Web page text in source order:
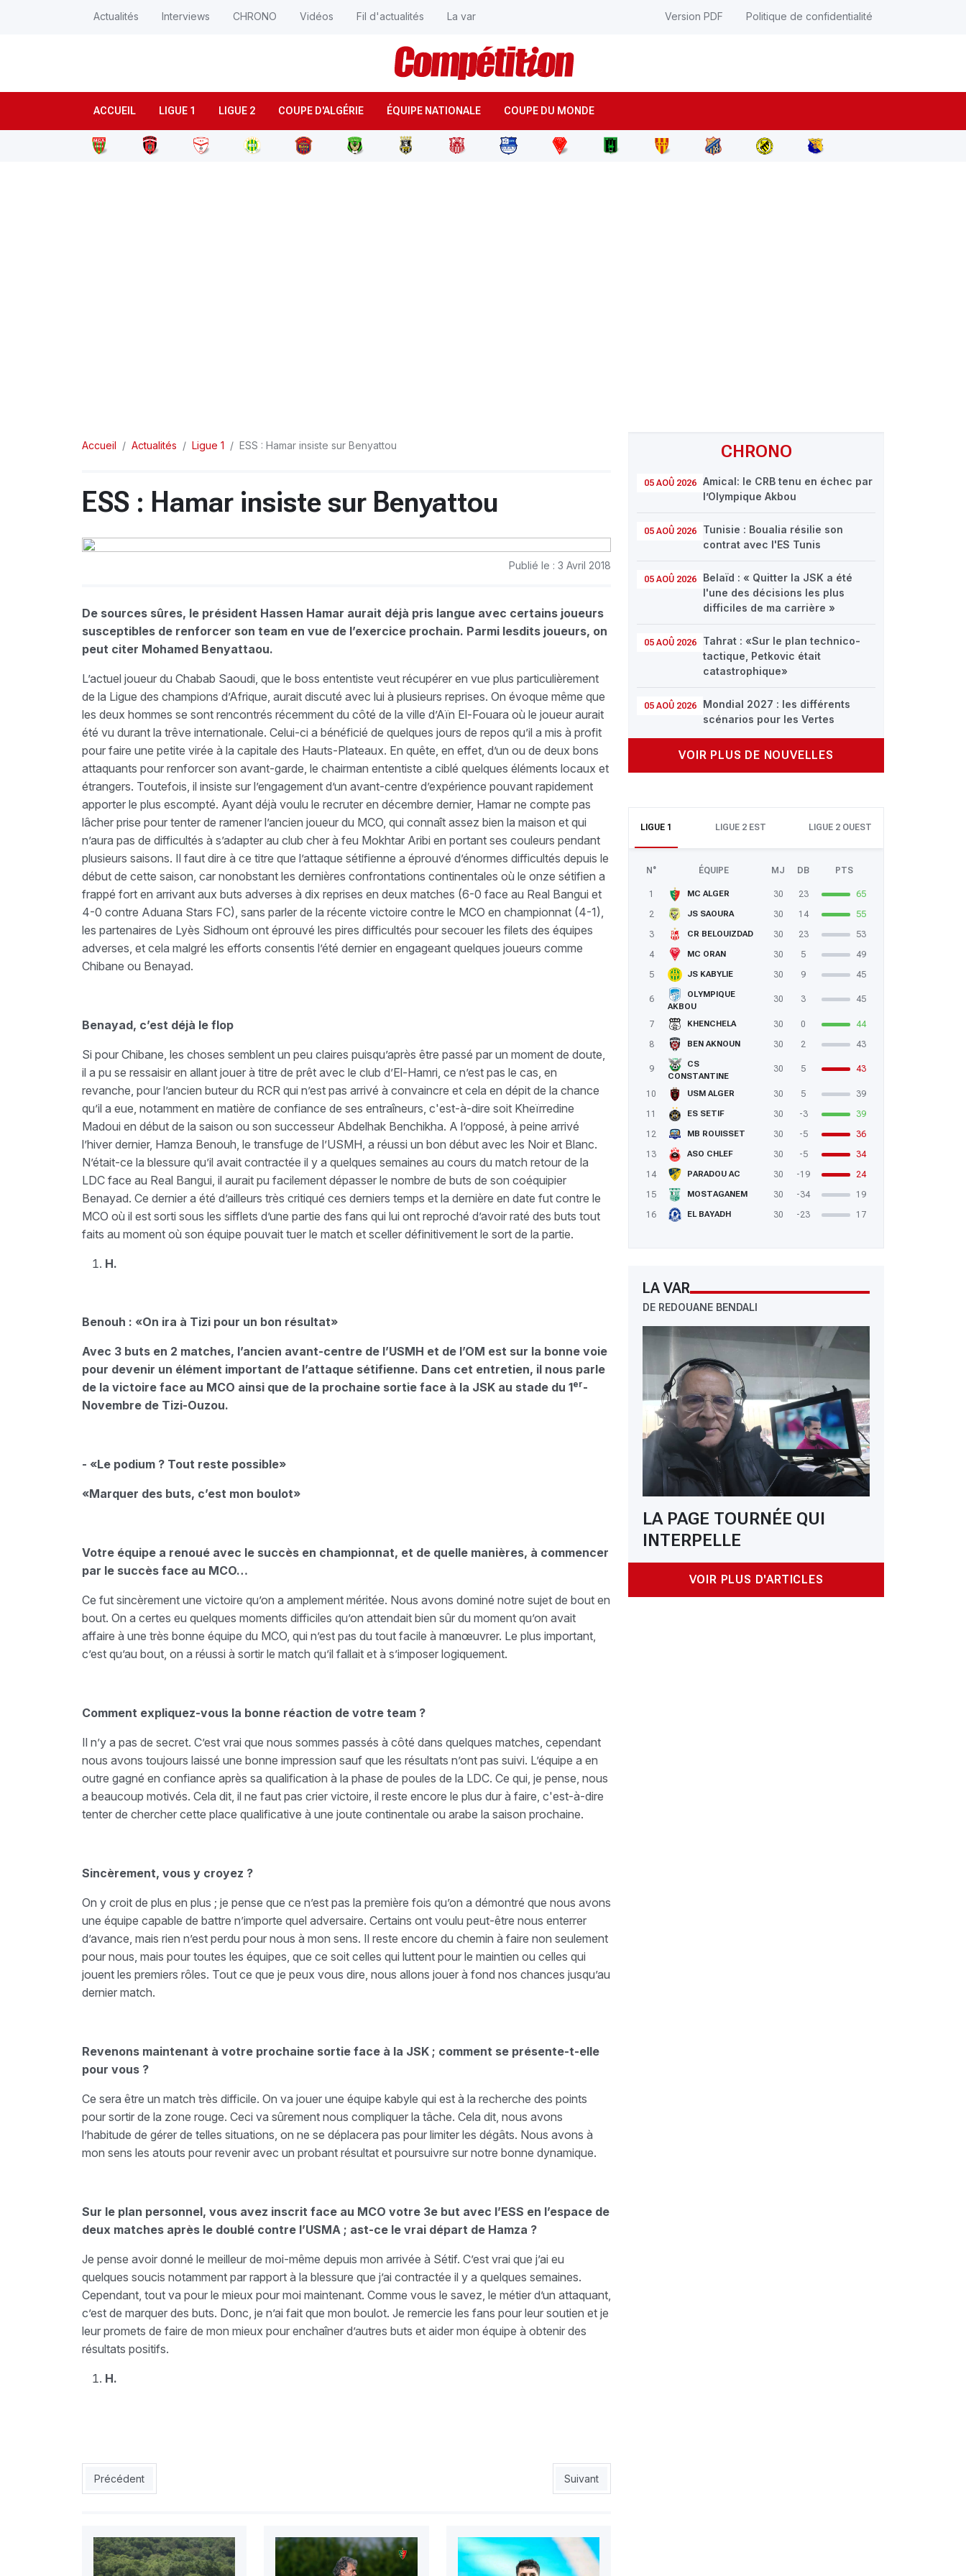
ACCUEIL LIGUE 1 LIGUE 2 COUPE D'ALGÉRIE ÉQUIPE NATIONALE COUPE DU MONDE
Actualités Interviews CHRONO Vidéos Fil d'actualités La var Version PDF Politique de confidentialité
CHRONO
05 AOÛ 2026
Amical: le CRB tenu en échec par
l’Olympique Akbou
05 AOÛ 2026
Tunisie : Boualia résilie son
contrat avec l'ES Tunis
05 AOÛ 2026
Belaïd : « Quitter la JSK a été
l'une des décisions les plus
difficiles de ma carrière »
05 AOÛ 2026
Tahrat : «Sur le plan technico-
tactique, Petkovic était
catastrophique»
05 AOÛ 2026
Mondial 2027 : les différents
scénarios pour les Vertes
VOIR PLUS DE NOUVELLES
LIGUE 1 LIGUE 2 EST LIGUE 2 OUEST
N° ÉQUIPE MJ DB PTS
1 MC ALGER 30 23
65
2
JS SAOURA 30 14
55
3
CR BELOUIZDAD 30 23
53
4
MC ORAN 30 5
49
5
JS KABYLIE 30 9 45
6
OLYMPIQUE
AKBOU
30 3 45
7 KHENCHELA 30 0
44
8
BEN AKNOUN 30 2 43
9
CS
CONSTANTINE
30 5 43
10 USM ALGER 30 5
39
11
ES SETIF 30 -3
39
12
MB ROUISSET 30 -5
36
13
ASO CHLEF 30 -5
34
14
PARADOU AC 30 -19
24
15
MOSTAGANEM 30 -34
19
16
EL BAYADH 30 -23 17
LA VAR
DE REDOUANE BENDALI
LA PAGE TOURNÉE QUI
INTERPELLE
VOIR PLUS D'ARTICLES
Accueil Actualités Ligue 1 ESS : Hamar insiste sur Benyattou
ESS : Hamar insiste sur Benyattou
Publié le : 3 Avril 2018
De sources sûres, le président Hassen Hamar aurait déjà pris langue avec certains joueurs
susceptibles de renforcer son team en vue de l’exercice prochain. Parmi lesdits joueurs, on
peut citer Mohamed Benyattaou.
L’actuel joueur du Chabab Saoudi, que le boss ententiste veut récupérer en vue plus particulièrement
de la Ligue des champions d’Afrique, aurait discuté avec lui à plusieurs reprises. On évoque même que
les deux hommes se sont rencontrés récemment du côté de la ville d’Aïn El-Fouara où le joueur aurait
été vu durant la trêve internationale. Celui-ci a bénéficié de quelques jours de repos qu’il a mis à profit
pour faire une petite virée à la capitale des Hauts-Plateaux. En quête, en effet, d’un ou de deux bons
attaquants pour renforcer son avant-garde, le chairman ententiste a ciblé quelques éléments locaux et
étrangers. Toutefois, il insiste sur l’engagement d’un avant-centre d’expérience pouvant rapidement
apporter le plus escompté. Ayant déjà voulu le recruter en décembre dernier, Hamar ne compte pas
lâcher prise pour tenter de ramener l’ancien joueur du MCO, qui connaît assez bien la maison et qui
n’aura pas de difficultés à s’adapter au club cher à feu Mokhtar Aribi en portant ses couleurs pendant
plusieurs saisons. Il faut dire à ce titre que l’attaque sétifienne a éprouvé d’énormes difficultés depuis le
début de cette saison, car nonobstant les dernières confrontations continentales où le onze sétifien a
frappé fort en arrivant aux buts adverses à dix reprises en deux matches (6-0 face au Real Bangui et
4-0 contre Aduana Stars FC), sans parler de la récente victoire contre le MCO en championnat (4-1),
les partenaires de Lyès Sidhoum ont éprouvé les pires difficultés pour secouer les filets des équipes
adverses, et cela malgré les efforts consentis l’été dernier en engageant quelques joueurs comme
Chibane ou Benayad.
Benayad, c’est déjà le flop
Si pour Chibane, les choses semblent un peu claires puisqu’après être passé par un moment de doute,
il a pu se ressaisir en allant jouer à titre de prêt avec le club d’El-Hamri, ce n’est pas le cas, en
revanche, pour l’ancien buteur du RCR qui n’est pas arrivé à convaincre et cela en dépit de la chance
qu’il a eue, notamment en matière de confiance de ses entraîneurs, c'est-à-dire soit Kheïrredine
Madoui en début de la saison ou son successeur Abdelhak Benchikha. A l’opposé, à peine arrivé
l’hiver dernier, Hamza Benouh, le transfuge de l’USMH, a réussi un bon début avec les Noir et Blanc.
N’était-ce la blessure qu’il avait contractée il y a quelques semaines au cours du match retour de la
LDC face au Real Bangui, il aurait pu facilement dépasser le nombre de buts de son coéquipier
Benayad. Ce dernier a été d’ailleurs très critiqué ces derniers temps et la dernière en date fut contre le
MCO où il est sorti sous les sifflets d’une partie des fans qui lui ont reproché d’avoir raté des buts tout
faits au moment où son équipe pouvait tuer le match et sceller définitivement le sort de la partie.
H.
Benouh : «On ira à Tizi pour un bon résultat»
Avec 3 buts en 2 matches, l’ancien avant-centre de l’USMH et de l’OM est sur la bonne voie
pour devenir un élément important de l’attaque sétifienne. Dans cet entretien, il nous parle
de la victoire face au MCO ainsi que de la prochaine sortie face à la JSK au stade du 1er-
Novembre de Tizi-Ouzou.
- «Le podium ? Tout reste possible»
«Marquer des buts, c’est mon boulot»
Votre équipe a renoué avec le succès en championnat, et de quelle manières, à commencer
par le succès face au MCO…
Ce fut sincèrement une victoire qu’on a amplement méritée. Nous avons dominé notre sujet de bout en
bout. On a certes eu quelques moments difficiles qu’on attendait bien sûr du moment qu’on avait
affaire à une très bonne équipe du MCO, qui n’est pas du tout facile à manœuvrer. Le plus important,
c’est qu’au bout, on a réussi à sortir le match qu’il fallait et à s’imposer logiquement.
Comment expliquez-vous la bonne réaction de votre team ?
Il n’y a pas de secret. C’est vrai que nous sommes passés à côté dans quelques matches, cependant
nous avons toujours laissé une bonne impression sauf que les résultats n’ont pas suivi. L’équipe a en
outre gagné en confiance après sa qualification à la phase de poules de la LDC. Ce qui, je pense, nous
a beaucoup motivés. Cela dit, il ne faut pas crier victoire, il reste encore le plus dur à faire, c'est-à-dire
tenter de chercher cette place qualificative à une joute continentale ou arabe la saison prochaine.
Sincèrement, vous y croyez ?
On y croit de plus en plus ; je pense que ce n’est pas la première fois qu’on a démontré que nous avons
une équipe capable de battre n’importe quel adversaire. Certains ont voulu peut-être nous enterrer
d’avance, mais rien n’est perdu pour nous à mon sens. Il reste encore du chemin à faire non seulement
pour nous, mais pour toutes les équipes, que ce soit celles qui luttent pour le maintien ou celles qui
jouent les premiers rôles. Tout ce que je peux vous dire, nous allons jouer à fond nos chances jusqu’au
dernier match.
Revenons maintenant à votre prochaine sortie face à la JSK ; comment se présente-t-elle
pour vous ?
Ce sera être un match très difficile. On va jouer une équipe kabyle qui est à la recherche des points
pour sortir de la zone rouge. Ceci va sûrement nous compliquer la tâche. Cela dit, nous avons
l’habitude de gérer de telles situations, on ne se déplacera pas pour limiter les dégâts. Nous avons à
mon sens les atouts pour revenir avec un probant résultat et poursuivre sur notre bonne dynamique.
Sur le plan personnel, vous avez inscrit face au MCO votre 3e but avec l’ESS en l’espace de
deux matches après le doublé contre l’USMA ; ast-ce le vrai départ de Hamza ?
Je pense avoir donné le meilleur de moi-même depuis mon arrivée à Sétif. C’est vrai que j’ai eu
quelques soucis notamment par rapport à la blessure que j’ai contractée il y a quelques semaines.
Cependant, tout va pour le mieux pour moi maintenant. Comme vous le savez, le métier d’un attaquant,
c’est de marquer des buts. Donc, je n’ai fait que mon boulot. Je remercie les fans pour leur soutien et je
leur promets de faire de mon mieux pour enchaîner d’autres buts et aider mon équipe à obtenir des
résultats positifs.
H.
Article précédent : CRB : Taoussi serein malgré les absences
Précédent Article suivant : Officiel / USMA:Badou Zaki sera le nouvel entraîneur pour la saison
Suivant